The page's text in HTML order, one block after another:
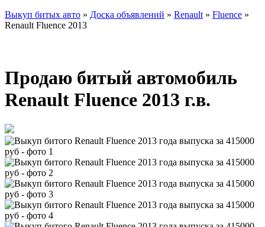
Выкуп битых авто » Доска объявлений » Renault » Fluence »
Renault Fluence 2013
Продаю битый автомобиль
Renault Fluence 2013 г.в.